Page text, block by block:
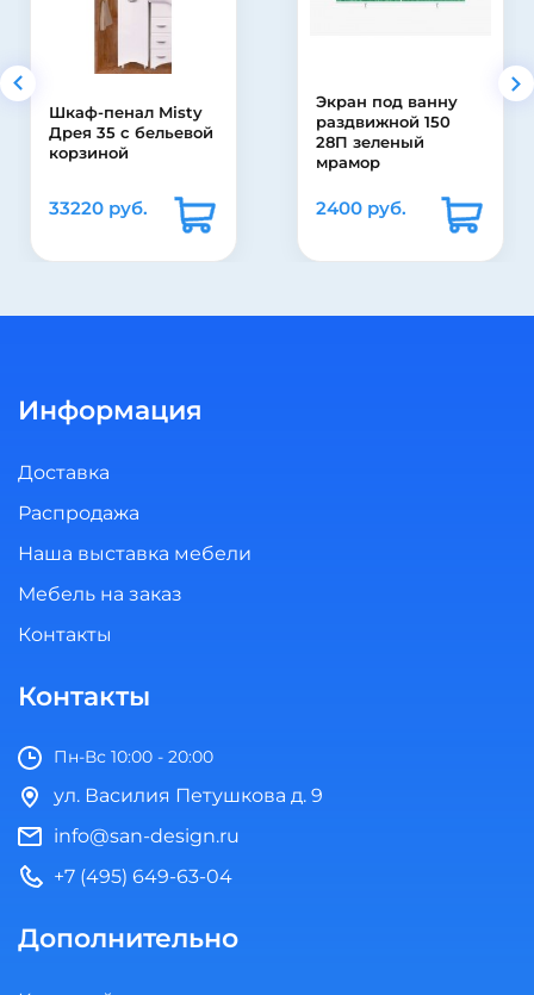
Шкаф-пенал Misty
Дрея 35 с бельевой
корзиной
33220 руб.
Экран под ванну
раздвижной 150
28П зеленый
мрамор
2400 руб.
Информация
Доставка
Распродажа
Наша выставка мебели
Мебель на заказ
Контакты
Контакты
Пн-Вс 10:00 - 20:00
ул. Василия Петушкова д. 9
info@san-design.ru
+7 (495) 649-63-04
Дополнительно